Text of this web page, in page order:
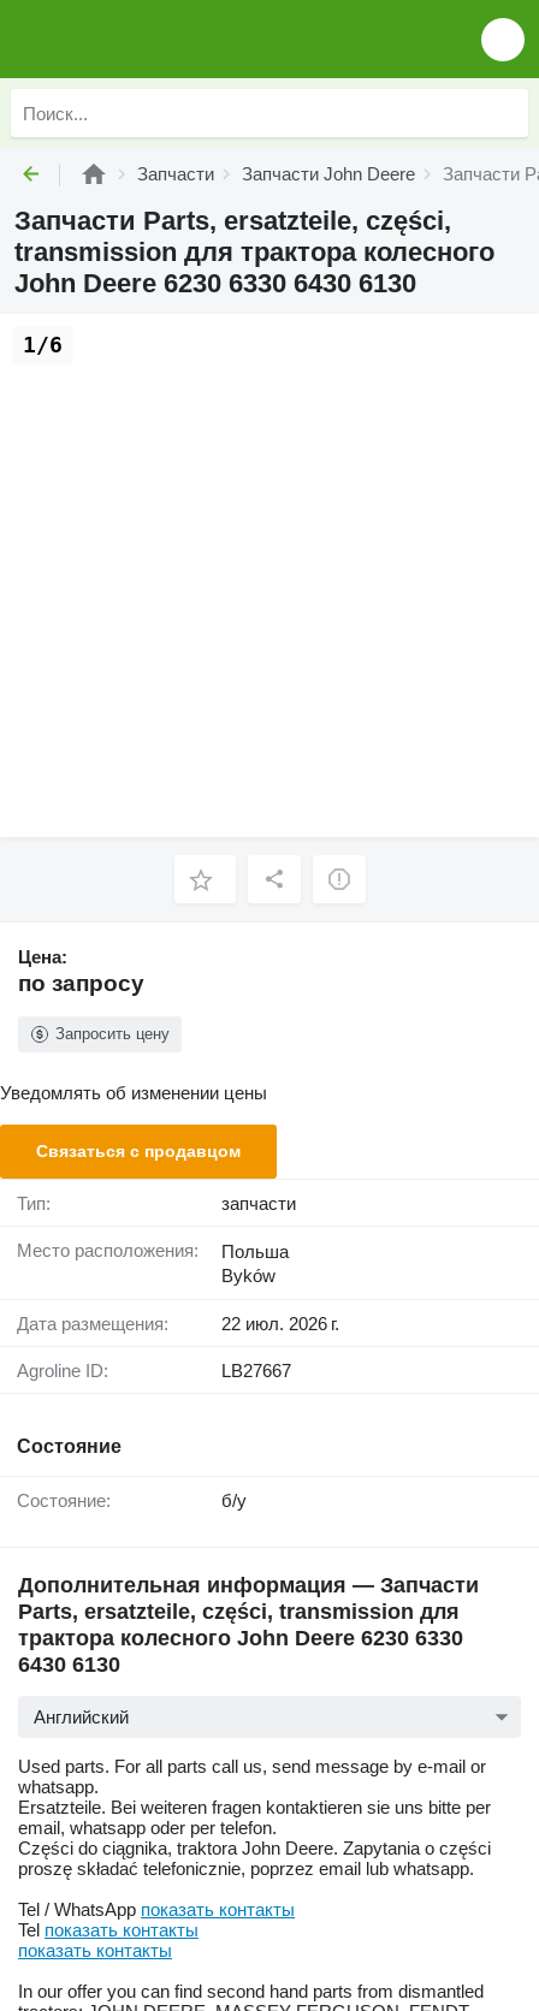
Запчасти Запчасти John Deere Запчасти
Запчасти Parts, ersatzteile, części,
transmission для трактора колесного
John Deere 6230 6330 6430 6130
1/6
Цена:
по запросу
Запросить цену
Уведомлять об изменении цены
Связаться с продавцом
Тип: запчасти
Место расположения:
Польша
Byków
Дата размещения: 22 июл. 2026 г.
Agroline ID: LB27667
Состояние
Состояние: б/у
Дополнительная информация — Запчасти
Parts, ersatzteile, części, transmission для
трактора колесного John Deere 6230 6330
6430 6130
Английский
Used parts. For all parts call us, send message by e-mail or
whatsapp.
Ersatzteile. Bei weiteren fragen kontaktieren sie uns bitte per
email, whatsapp oder per telefon.
Części do ciągnika, traktora John Deere. Zapytania o części
proszę składać telefonicznie, poprzez email lub whatsapp.
Tel / WhatsApp показать контакты
Tel показать контакты
показать контакты
In our offer you can find second hand parts from dismantled